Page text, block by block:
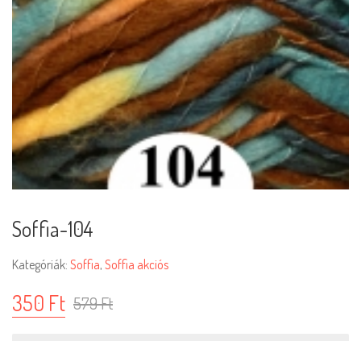
Soffia-104
Kategóriák: Soffia, Soffia akciós
579Ft
350 Ft